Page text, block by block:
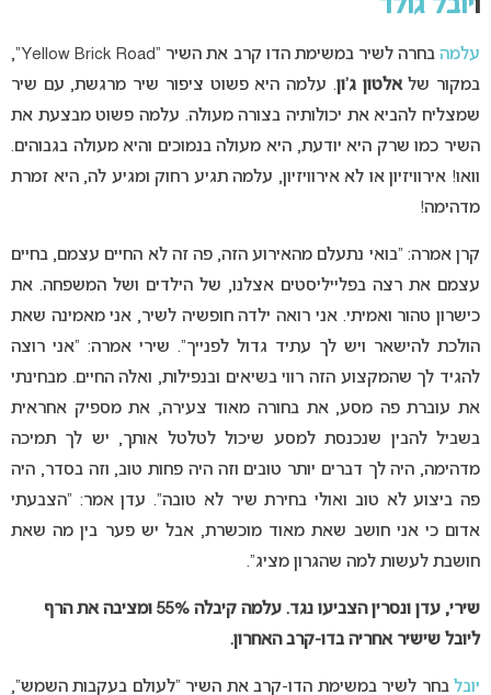
ויובל גולד
עלמה
בחרה לשיר במשימת הדו קרב את השיר “Yellow Brick Road”,
במקור של אלטון ג’ון. עלמה היא פשוט ציפור שיר מרגשת, עם שיר
שמצליח להביא את יכולותיה בצורה מעולה. עלמה פשוט מבצעת את
השיר כמו שרק היא יודעת, היא מעולה בנמוכים והיא מעולה בגבוהים.
וואו! אירוויזיון או לא אירוויזיון, עלמה תגיע רחוק ומגיע לה, היא זמרת
מדהימה!
קרן אמרה: “בואי נתעלם מהאירוע הזה, פה זה לא החיים עצמם, בחיים
עצמם את רצה בפלייליסטים אצלנו, של הילדים ושל המשפחה. את
כישרון טהור ואמיתי. אני רואה ילדה חופשיה לשיר, אני מאמינה שאת
הולכת להישאר ויש לך עתיד גדול לפנייך”. שירי אמרה: “אני רוצה
להגיד לך שהמקצוע הזה רווי בשיאים ובנפילות, ואלה החיים. מבחינתי
את עוברת פה מסע, את בחורה מאוד צעירה, את מספיק אחראית
בשביל להבין שנכנסת למסע שיכול לטלטל אותך, יש לך תמיכה
מדהימה, היה לך דברים יותר טובים וזה היה פחות טוב, וזה בסדר, היה
פה ביצוע לא טוב ואולי בחירת שיר לא טובה”. עדן אמר: “הצבעתי
אדום כי אני חושב שאת מאוד מוכשרת, אבל יש פער בין מה שאת
חושבת לעשות למה שהגרון מציג”.
שירי, עדן ונסרין הצביעו נגד. עלמה קיבלה 55% ומציבה את הרף
ליובל שישיר אחריה בדו-קרב האחרון.
יובלבחר לשיר במשימת הדו-קרב את השיר “לעולם בעקבות השמש”,